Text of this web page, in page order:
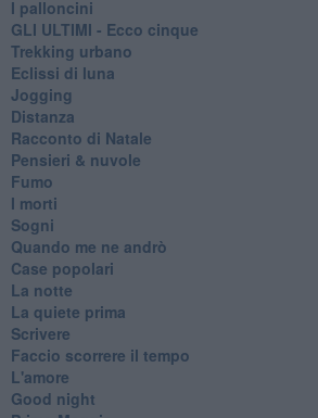
I palloncini
GLI ULTIMI - Ecco cinque
Trekking urbano
Eclissi di luna
Jogging
Distanza
Racconto di Natale
Pensieri & nuvole
Fumo
I morti
Sogni
Quando me ne andrò
Case popolari
La notte
La quiete prima
Scrivere
Faccio scorrere il tempo
L'amore
Good night